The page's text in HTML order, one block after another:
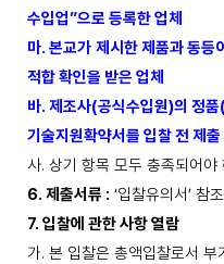
수입업”으로 등록한 업체
마. 본교가 제시한 제품과 동등
적합 확인을 받은 업체
바. 제조사(공식수입원)의 정품(
기술지원확약서를 입찰 전 제출
사. 상기 항목 모두 충족되어야
6. 제출서류 : ‘입찰유의서’ 참조
7. 입찰에 관한 사항 열람
가. 본 입찰은 총액입찰로서 부